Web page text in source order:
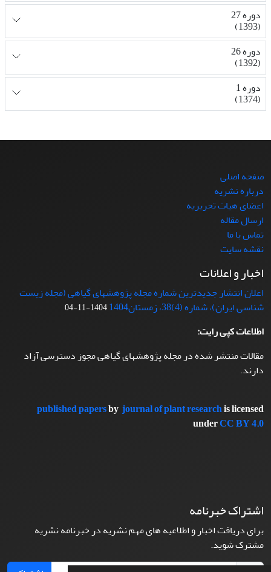
دوره 27
(1393)
دوره 26
(1392)
دوره 1
(1374)
صفحه اصلی
درباره نشریه
اعضای هیات تحریریه
ارسال مقاله
تماس با ما
نقشه سایت
اخبار و اعلانات
اعلان انتشار جدیدترین شماره مجله پژوهشهای گیاهی (مجله زیست
شناسی ایران)، شماره (4)38، زمستان1404
1404-11-04
اطلاعات کپی رایت:
مقالات منتشر شده در مجله پژوهشهای گیاهی مجوز دسترسی آزاد
دارند.
published papersbyjournal of plant researchis licensed
underCC BY 4.0
اشتراک خبرنامه
برای دریافت اخبار و اطلاعیه های مهم نشریه در خبرنامه نشریه
مشترک شوید.